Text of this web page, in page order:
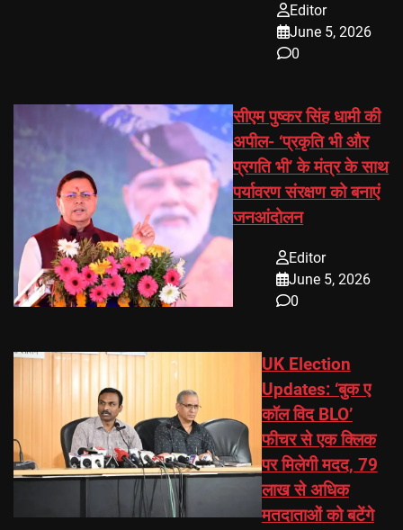
Editor
June 5, 2026
0
सीएम पुष्कर सिंह धामी की
अपील- ‘प्रकृति भी और
प्रगति भी’ के मंत्र के साथ
पर्यावरण संरक्षण को बनाएं
जनआंदोलन
Editor
June 5, 2026
0
UK Election
Updates: ‘बुक ए
कॉल विद BLO’
फीचर से एक क्लिक
पर मिलेगी मदद, 79
लाख से अधिक
मतदाताओं को बटेंगे